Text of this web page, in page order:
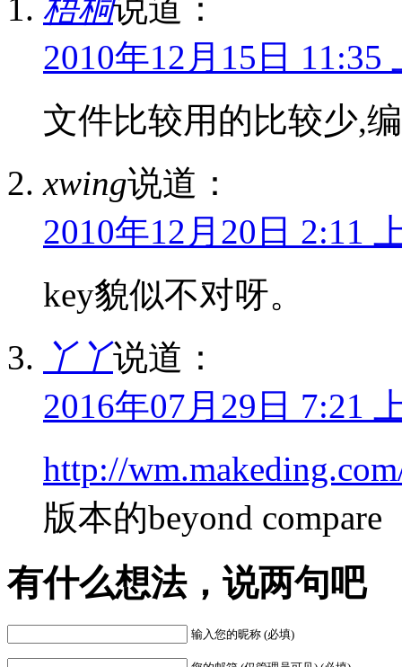
梧桐说道：
2010年12月15日 11:35
文件比较用的比较少,
xwing说道：
2010年12月20日 2:11
key貌似不对呀。
丫丫说道：
2016年07月29日 7:21
http://
版本的beyond compare
有什么想法，说两句吧
输入您的昵称 (必填)